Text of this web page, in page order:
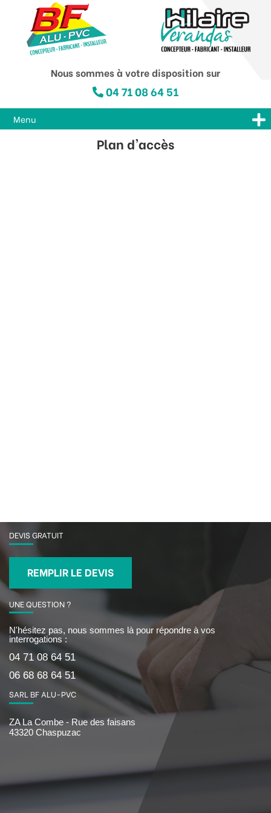
Nous sommes à votre disposition sur
04 71 08 64 51
Menu
Plan d'accès
DEVIS GRATUIT
REMPLIR LE DEVIS
UNE QUESTION ?
N'hésitez pas, nous sommes là pour répondre à vos
interrogations :
04 71 08 64 51
06 68 68 64 51
SARL BF ALU-PVC
ZA La Combe - Rue des faisans
43320 Chaspuzac